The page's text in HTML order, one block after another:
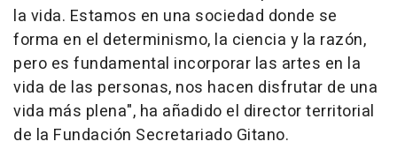
la vida. Estamos en una sociedad donde se
forma en el determinismo, la ciencia y la razón,
pero es fundamental incorporar las artes en la
vida de las personas, nos hacen disfrutar de una
vida más plena", ha añadido el director territorial
de la Fundación Secretariado Gitano.